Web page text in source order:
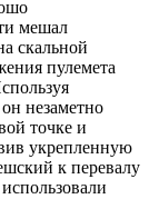
мешал
скальной
пулемета
незаметно
точке и
укрепленную
к перевалу